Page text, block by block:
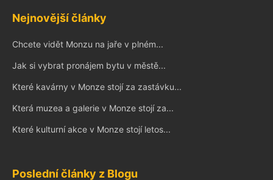
Nejnovější články
Chcete vidět Monzu na jaře v plném...
Jak si vybrat pronájem bytu v městě...
Které kavárny v Monze stojí za zastávku...
Která muzea a galerie v Monze stojí za...
Které kulturní akce v Monze stojí letos...
Poslední články z Blogu